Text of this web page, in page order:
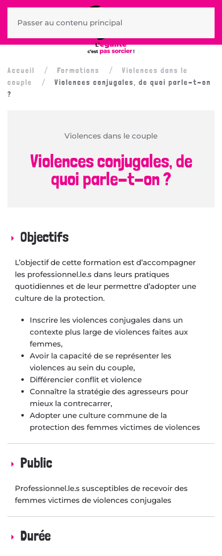
Passer au contenu principal
Accueil Formations
Violences dans le
couple
Violences conjugales, de quoi parle-t-on
?
Violences dans le couple
Violences conjugales, de
quoi parle-t-on ?
Objectifs
L’objectif de cette formation est d’accompagner
les professionnel.le.s dans leurs pratiques
quotidiennes et de leur permettre d’adopter une
culture de la protection.
Inscrire les violences conjugales dans un
contexte plus large de violences faites aux
femmes,
Avoir la capacité de se représenter les
violences au sein du couple,
Différencier conflit et violence
Connaître la stratégie des agresseurs pour
mieux la contrecarrer,
Adopter une culture commune de la
protection des femmes victimes de violences
Public
Professionnel.le.s susceptibles de recevoir des
femmes victimes de violences conjugales
Durée